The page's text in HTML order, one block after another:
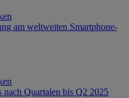
am weltweiten Smartphone-
Quartalen bis Q2 2025